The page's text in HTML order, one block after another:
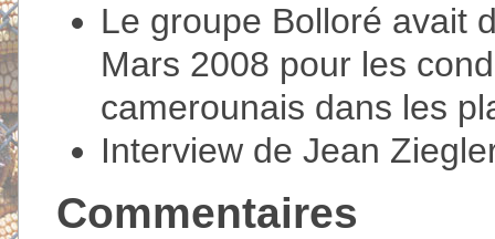
Le groupe Bolloré avait
Mars 2008 pour les
camerounais dans les
Interview de Jean
Commentaires